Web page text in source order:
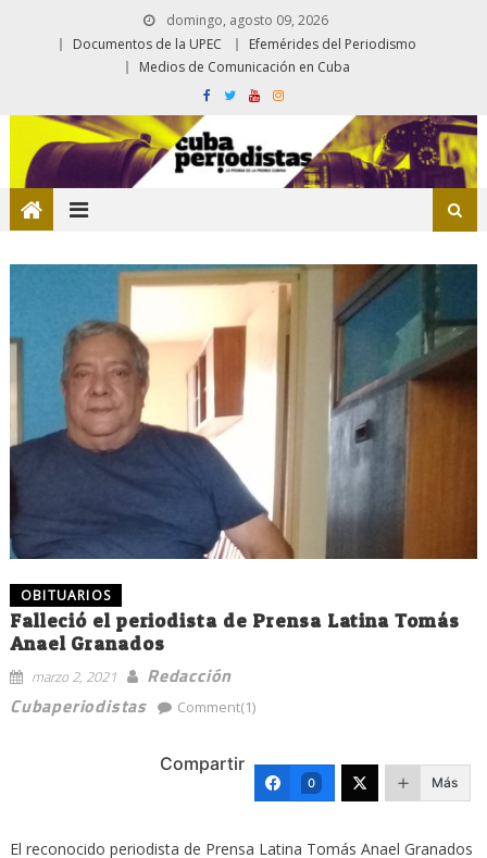
domingo, agosto 09, 2026
Documentos de la UPEC
Efemérides del Periodismo
Medios de Comunicación en Cuba
OBITUARIOS
Falleció el periodista de Prensa Latina Tomás
Anael Granados
marzo 2, 2021
Redacción
Cubaperiodistas
Comment(1)
Compartir
0 Más
El reconocido periodista de Prensa Latina Tomás Anael Granados